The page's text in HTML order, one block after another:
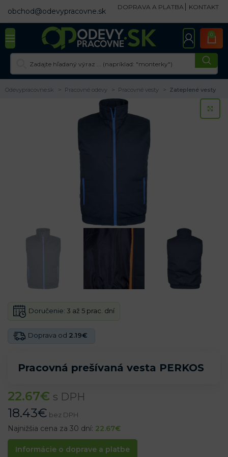
obchod@odevypracovne.sk DOPRAVA A PLATBA KONTAKT
0
Odevypracovne.sk Pracovné odevy Pracovné vesty Zateplené vesty
Pracovná prešívaná vesta PERKOS
Doprava od 2.19€
Doručenie: 3 až 5 prac. dní
22.67€ s DPH
18.43€ bez DPH
Najnižšia cena za 30 dní: 22.67€
Informácie o doprave a platbe